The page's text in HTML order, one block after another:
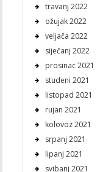
travanj 2022
ožujak 2022
veljača 2022
siječanj 2022
prosinac 2021
studeni 2021
listopad 2021
rujan 2021
kolovoz 2021
srpanj 2021
lipanj 2021
svibanj 2021